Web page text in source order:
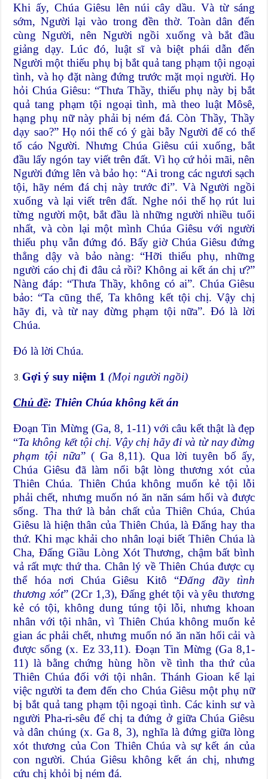
Khi ấy, Chúa Giêsu lên núi cây dầu. Và từ sáng
sớm, Người lại vào trong đền thờ. Toàn dân đến
cùng Người, nên Người ngồi xuống và bắt đầu
giảng dạy. Lúc đó, luật sĩ và biệt phái dẫn đến
Người một thiếu phụ bị bắt quả tang phạm tội ngoại
tình, và họ đặt nàng đứng trước mặt mọi người. Họ
hỏi Chúa Giêsu: “Thưa Thầy, thiếu phụ này bị bắt
quả tang phạm tội ngoại tình, mà theo luật Môsê,
hạng phụ nữ này phải bị ném đá. Còn Thầy, Thầy
dạy sao?” Họ nói thế có ý gài bẫy Người để có thể
tố cáo Người. Nhưng Chúa Giêsu cúi xuống, bắt
đầu lấy ngón tay viết trên đất. Vì họ cứ hỏi mãi, nên
Người đứng lên và bảo họ: “Ai trong các ngươi sạch
tội, hãy ném đá chị này trước đi”. Và Người ngồi
xuống và lại viết trên đất. Nghe nói thế họ rút lui
từng người một, bắt đầu là những người nhiều tuổi
nhất, và còn lại một mình Chúa Giêsu với người
thiếu phụ vẫn đứng đó. Bấy giờ Chúa Giêsu đứng
thẳng dậy và bảo nàng: “Hỡi thiếu phụ, những
người cáo chị đi đâu cả rồi? Không ai kết án chị ư?”
Nàng đáp: “Thưa Thầy, không có ai”. Chúa Giêsu
bảo: “Ta cũng thế, Ta không kết tội chị. Vậy chị
hãy đi, và từ nay đừng phạm tội nữa”. Đó là lời
Chúa.
Ðó là lời Chúa.
Gợi ý suy niệm 1(Mọi người ngồi)
Chủ đề: Thiên Chúa không kết án
Đoạn Tin Mừng (Ga, 8, 1-11) với câu kết thật là đẹp
“Ta không kết tội chị. Vậy chị hãy đi và từ nay đừng
phạm tội nữa” ( Ga 8,11). Qua lời tuyên bố ấy,
Chúa Giêsu đã làm nổi bật lòng thương xót của
Thiên Chúa. Thiên Chúa không muốn kẻ tội lỗi
phải chết, nhưng muốn nó ăn năn sám hối và được
sống. Tha thứ là bản chất của Thiên Chúa, Chúa
Giêsu là hiện thân của Thiên Chúa, là Đấng hay tha
thứ. Khi mạc khải cho nhân loại biết Thiên Chúa là
Cha, Đấng Giầu Lòng Xót Thương, chậm bất bình
vả rất mực thứ tha. Chân lý về Thiên Chúa được cụ
thể hóa nơi Chúa Giêsu Kitô “Đấng đầy tình
thương xót” (2Cr 1,3), Đấng ghét tội và yêu thương
kẻ có tội, không dung túng tội lỗi, nhưng khoan
nhân với tội nhân, vì Thiên Chúa không muốn kẻ
gian ác phải chết, nhưng muốn nó ăn năn hối cải và
được sống (x. Ez 33,11). Đoạn Tin Mừng (Ga 8,1-
11) là bằng chứng hùng hồn về tình tha thứ của
Thiên Chúa đối với tội nhân. Thánh Gioan kể lại
việc người ta đem đến cho Chúa Giêsu một phụ nữ
bị bắt quả tang phạm tội ngoại tình. Các kinh sư và
người Pha-ri-sêu để chị ta đứng ở giữa Chúa Giêsu
và dân chúng (x. Ga 8, 3), nghĩa là đứng giữa lòng
xót thương của Con Thiên Chúa và sự kết án của
con người. Chúa Giêsu không kết án chị, nhưng
cứu chị khỏi bị ném đá.